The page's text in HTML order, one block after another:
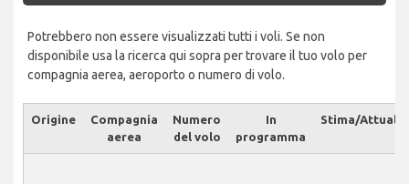
Potrebbero non essere visualizzati tutti i voli. Se non
disponibile usa la ricerca qui sopra per trovare il tuo volo per
compagnia aerea, aeroporto o numero di volo.
Origine
Compagnia
aerea
Numero
del volo
In
programma
Stima/Attuale